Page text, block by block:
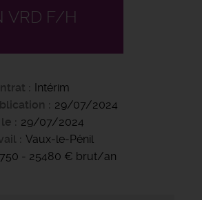
VRD F/H
Intérim
29/07/2024
29/07/2024
Vaux-le-Pénil
- 25480 € brut/an